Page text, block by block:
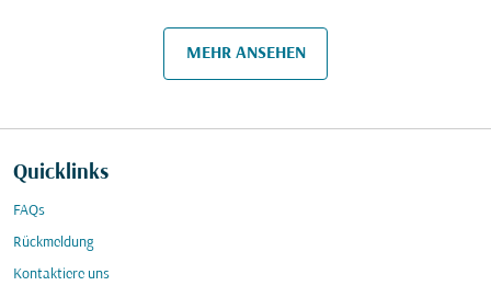
MEHR ANSEHEN
Quicklinks
FAQs
Rückmeldung
Kontaktiere uns